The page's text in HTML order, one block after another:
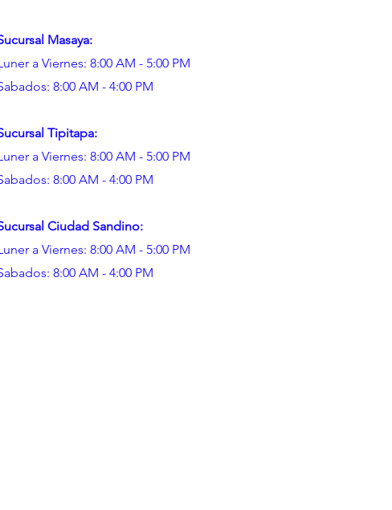
Masaya:
a Viernes: 8:00 AM - 5:00 PM
8:00 AM - 4:00 PM
Tipitapa:
a Viernes: 8:00 AM - 5:00 PM
8:00 AM - 4:00 PM
Ciudad Sandino:
a Viernes: 8:00 AM - 5:00 PM
8:00 AM - 4:00 PM